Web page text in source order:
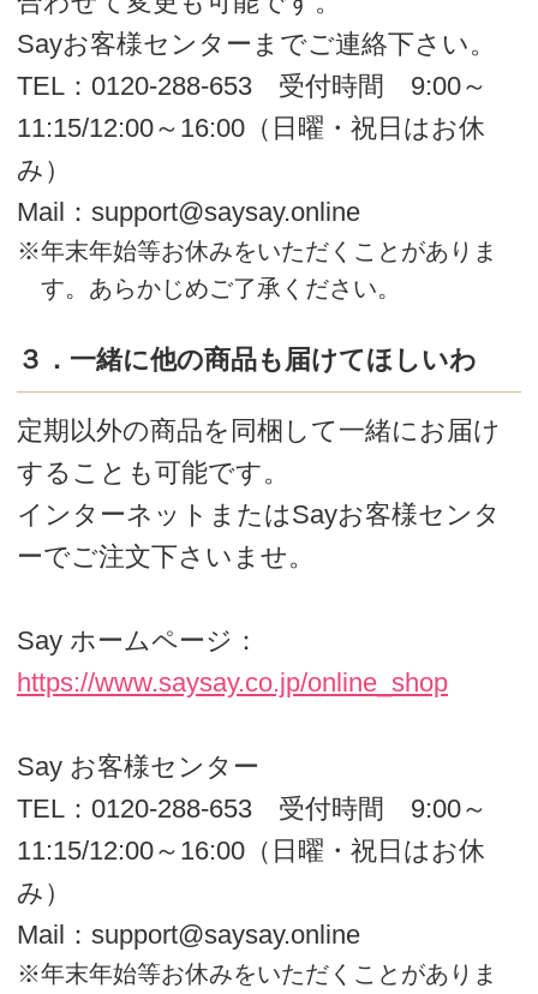
ポイントで購入された場合は、ポイント使用
後のお支払い金額に対してポイント還元いた
します。
会員ランクとポイント還元率
会員
半年のご購入金額
合計（税込）
ト
還元率
プラチナ
50,000円以上の方 7 %
ゴールド
会員
30,000円~49,999円
の方
5%
シルバー
5,000円~29,999円
3%
ー
会員
5,000円未満の方 1%
日）以前の6ヶ月の購入金額を基準と
ご注文方法
(1) インターネット
Sayオンラインショップでパソコン・ス
マートフォンから24時間いつでもご注文
いただけます。
http://www.saysay.co.jp/online_shop/